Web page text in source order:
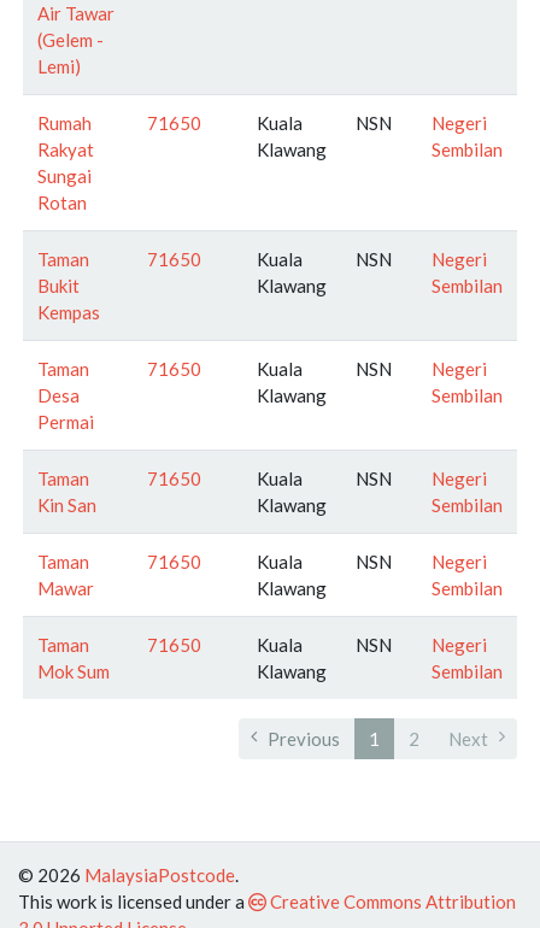
Air Tawar
(Gelem -
Lemi)
Rumah
Rakyat
Sungai
Rotan
71650
Kuala
Klawang
NSN
Negeri
Sembilan
Taman
Bukit
Kempas
71650
Kuala
Klawang
NSN
Negeri
Sembilan
Taman
Desa
Permai
71650
Kuala
Klawang
NSN
Negeri
Sembilan
Taman
Kin San
71650
Kuala
Klawang
NSN
Negeri
Sembilan
Taman
Mawar
71650
Kuala
Klawang
NSN
Negeri
Sembilan
Taman
Mok Sum
71650
Kuala
Klawang
NSN
Negeri
Sembilan
Previous 1 2 Next
© 2026 MalaysiaPostcode.
This work is licensed under a
Creative Commons Attribution